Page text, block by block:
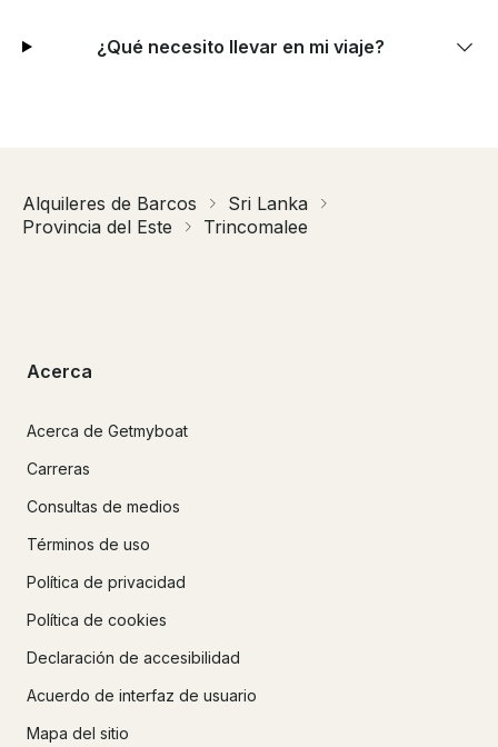
¿Qué necesito llevar en mi viaje?
Alquileres de Barcos
Sri Lanka
Provincia del Este
Trincomalee
Acerca
Acerca de Getmyboat
Carreras
Consultas de medios
Términos de uso
Política de privacidad
Política de cookies
Declaración de accesibilidad
Acuerdo de interfaz de usuario
Mapa del sitio